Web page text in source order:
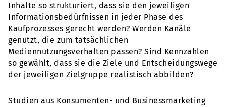
Inhalte so strukturiert, dass sie den jeweiligen
Informationsbedürfnissen in jeder Phase des
Kaufprozesses gerecht werden? Werden Kanäle
genutzt, die zum tatsächlichen
Mediennutzungsverhalten passen? Sind Kennzahlen
so gewählt, dass sie die Ziele und Entscheidungswege
der jeweiligen Zielgruppe realistisch abbilden?
Studien aus Konsumenten- und Businessmarketing